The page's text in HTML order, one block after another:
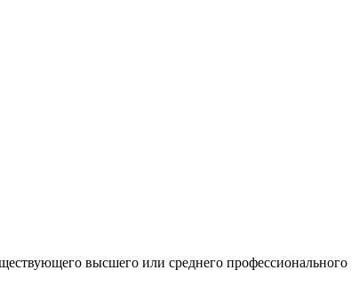
высшего или среднего профессионального